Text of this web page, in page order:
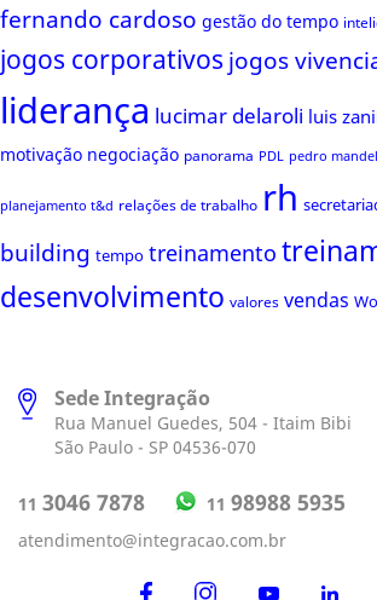
fernando cardoso gestão do tempo
jogos corporativos jogos
liderança lucimar delaroli luis
motivação negociação panorama PDL pedro
planejamento t&d relações de trabalho rh
building tempo treinamento
desenvolvimento valores vendas
Sede Integração
Rua Manuel Guedes, 504 - Itaim Bibi
São Paulo - SP 04536-070
11 3046 7878 11 98988 5935
atendimento@integracao.com.br